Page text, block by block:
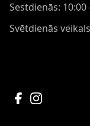
Sestdienās: 10:00
Svētdienās